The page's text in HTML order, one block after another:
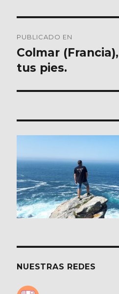
de
entradas
PUBLICADO EN
Colmar
tus pies.
NUESTRAS REDES